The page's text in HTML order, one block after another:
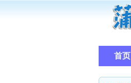
首页